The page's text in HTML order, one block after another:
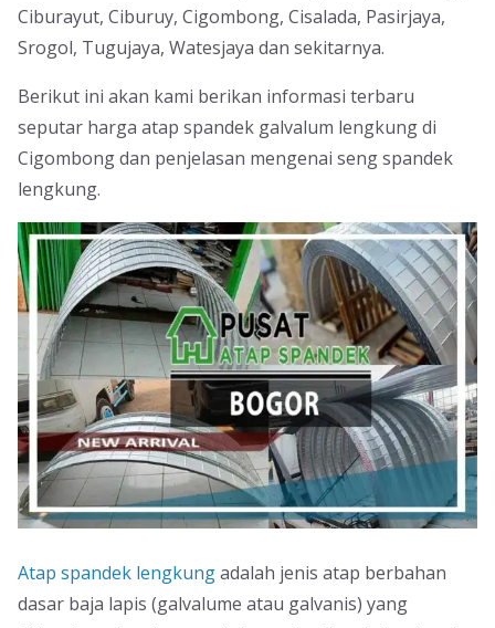
Ciburayut, Ciburuy, Cigombong, Cisalada, Pasirjaya,
Srogol, Tugujaya, Watesjaya dan sekitarnya.
Berikut ini akan kami berikan informasi terbaru
seputar harga atap spandek galvalum lengkung di
Cigombong dan penjelasan mengenai seng spandek
lengkung.
Atap spandek lengkungadalah jenis atap berbahan
dasar baja lapis (galvalume atau galvanis) yang